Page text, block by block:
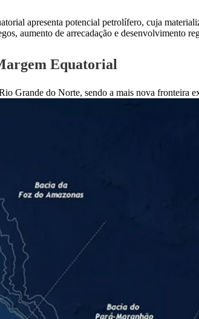
apresenta potencial petrolífero, cuja
aumento de arrecadação e desenvolvimento
Equatorial
Grande do Norte, sendo a mais nova fronteira